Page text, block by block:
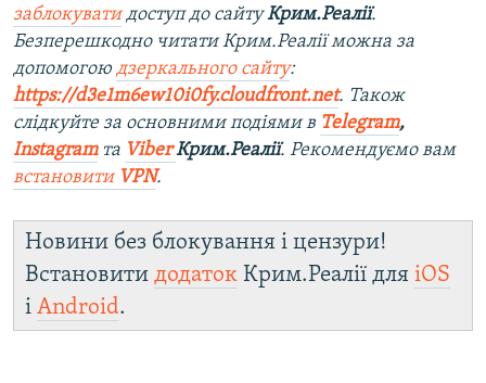
заблокуватидоступ до сайтуКрим.Реалії.
Безперешкодно читати Крим.Реалії можна за
допомогою дзеркального сайту:
https://d3e1m6ew10i0fy.cloudfront.net. Також
слідкуйте за основними подіями в Telegram,
Instagramта ViberКрим.Реалії. Рекомендуємо вам
встановити VPN.
Новини без блокування і цензури!
Встановити додаток Крим.Реалії для iOS
і Android.